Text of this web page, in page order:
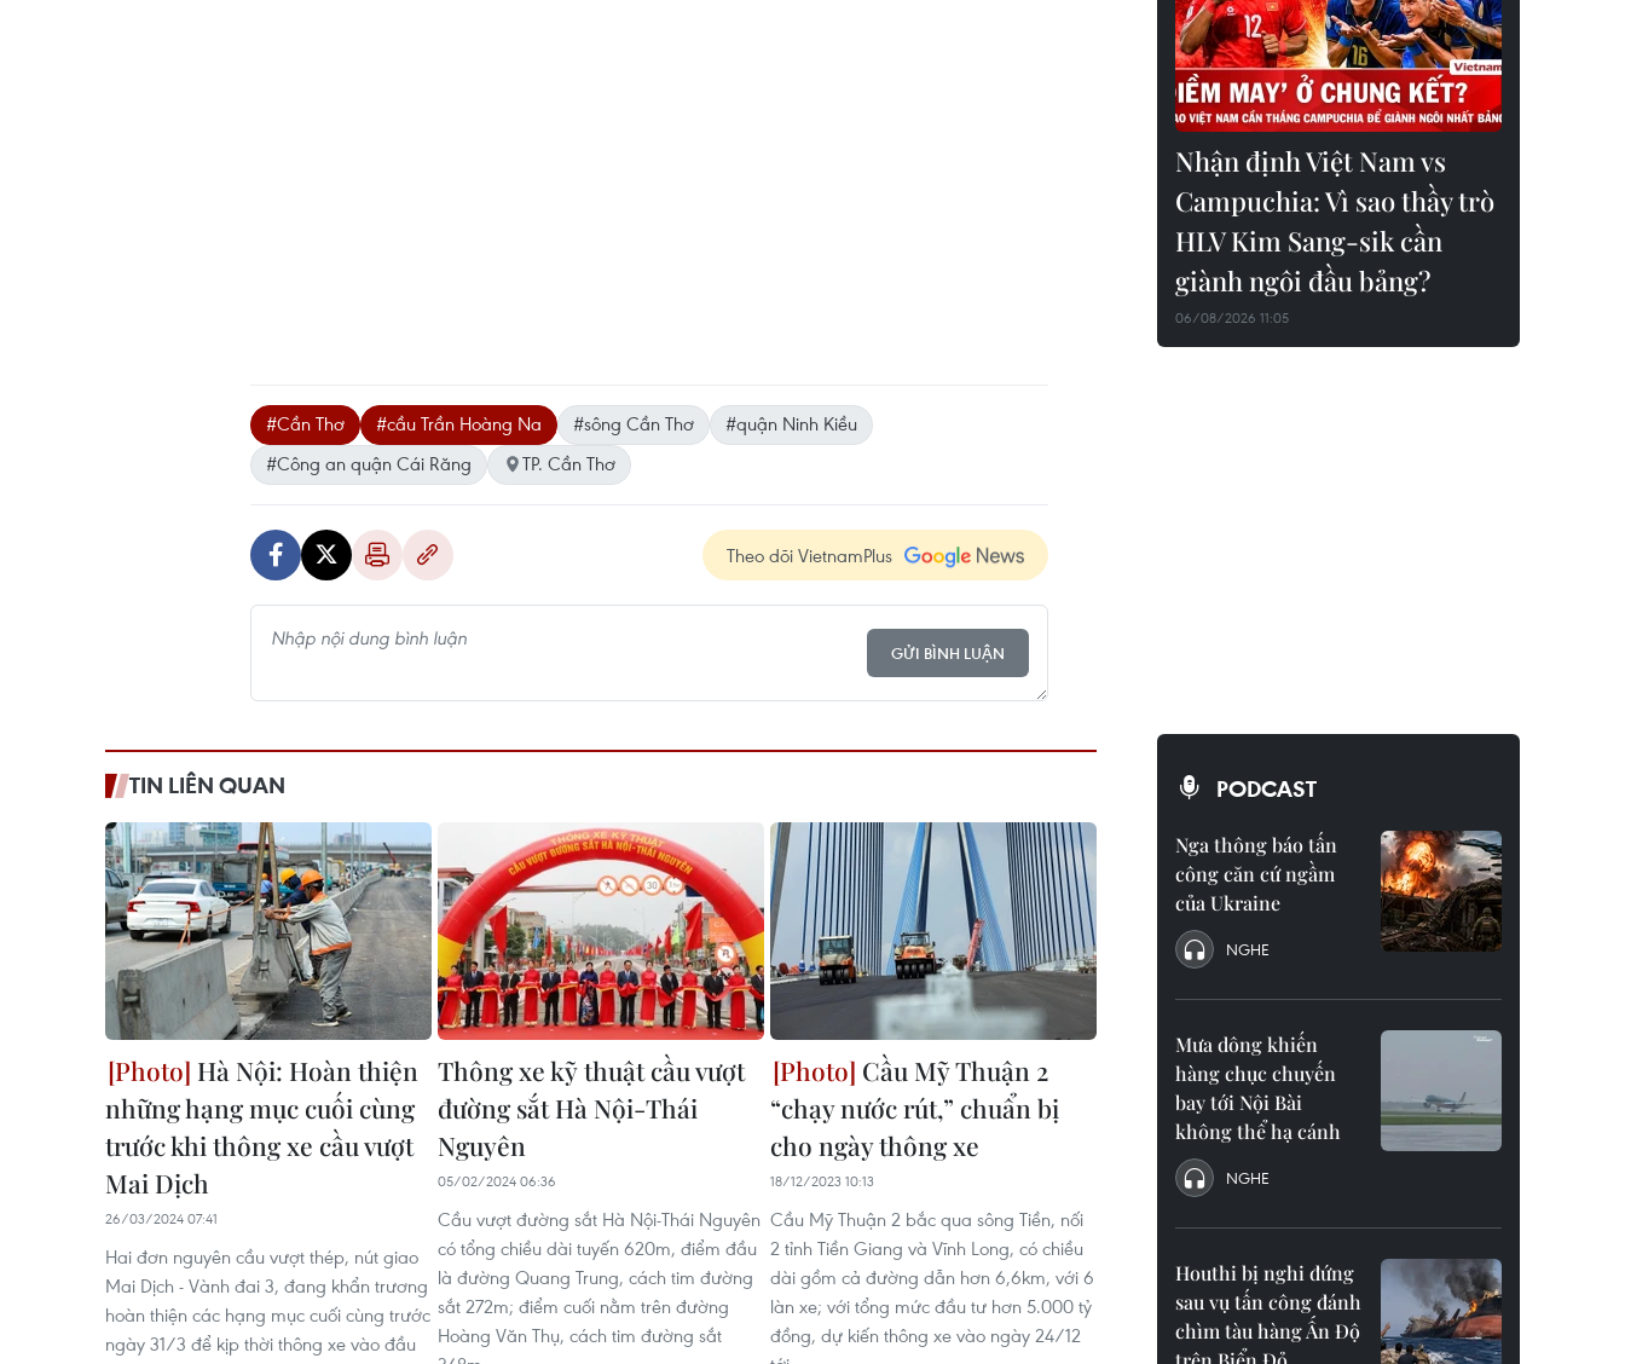
#Cần Thơ #cầu Trần Hoàng Na #sông Cần Thơ
#quận Ninh Kiều
#Công an quận Cái Răng
TP. Cần Thơ
Theo dõi VietnamPlus
GỬI BÌNH LUẬN
TIN LIÊN QUAN
Hà Nội: Hoàn thiện
những hạng mục cuối cùng
trước khi thông xe cầu vượt
Mai Dịch
26/03/2024 07:41
Hai đơn nguyên cầu vượt thép, nút giao
Mai Dịch - Vành đai 3, đang khẩn trương
hoàn thiện các hạng mục cuối cùng trước
ngày 31/3 để kịp thời thông xe vào đầu
Thông xe kỹ thuật cầu vượt
đường sắt Hà Nội-Thái
Nguyên
05/02/2024 06:36
Cầu vượt đường sắt Hà Nội-Thái Nguyên
có tổng chiều dài tuyến 620m, điểm đầu
là đường Quang Trung, cách tim đường
sắt 272m; điểm cuối nằm trên đường
Hoàng Văn Thụ, cách tim đường sắt
Cầu Mỹ Thuận 2
“chạy nước rút,” chuẩn bị
cho ngày thông xe
18/12/2023 10:13
Cầu Mỹ Thuận 2 bắc qua sông Tiền, nối
2 tỉnh Tiền Giang và Vĩnh Long, có chiều
dài gồm cả đường dẫn hơn 6,6km, với 6
làn xe; với tổng mức đầu tư hơn 5.000 tỷ
đồng, dự kiến thông xe vào ngày 24/12
Nhận định Việt Nam vs
Campuchia: Vì sao thầy trò
HLV Kim Sang-sik cần
giành ngôi đầu bảng?
06/08/2026 11:05
PODCAST
Nga thông báo tấn
công căn cứ ngầm
của Ukraine
NGHE
Mưa dông khiến
hàng chục chuyến
bay tới Nội Bài
không thể hạ cánh
NGHE
Houthi bị nghi đứng
sau vụ tấn công đánh
chìm tàu hàng Ấn Độ